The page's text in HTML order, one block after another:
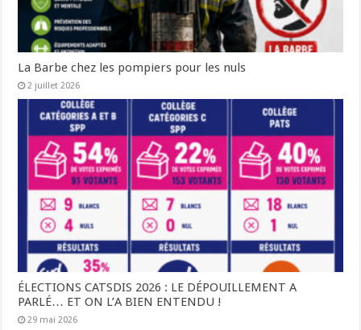
La Barbe chez les pompiers pour les nuls
2 juillet 2026
ÉLECTIONS CATSDIS 2026 : LE DÉPOUILLEMENT A
PARLÉ… ET ON L’A BIEN ENTENDU !
29 mai 2026